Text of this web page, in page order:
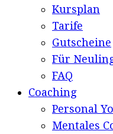
Kursplan
Tarife
Gutscheine
Für
FAQ
Coaching
Personal
Mentales